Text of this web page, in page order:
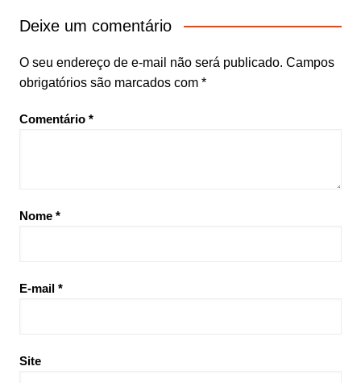
Deixe um comentário
O seu endereço de e-mail não será publicado. Campos
obrigatórios são marcados com *
Comentário *
Nome *
E-mail *
Site